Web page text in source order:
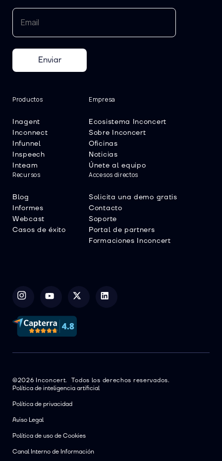
Enviar
Productos
Inagent
Inconnect
Infunnel
Inspeech
Inteam
Empresa
Ecosistema Inconcert
Sobre Inconcert
Oficinas
Noticias
Únete al equipo
Recursos
Blog
Informes
Webcast
Casos de éxito
Accesos directos
Solicita una demo gratis
Contacto
Soporte
Portal de partners
Formaciones Inconcert
©2026 Inconcert. Todos los derechos reservados.
Política de inteligencia artificial
Política de privacidad
Aviso Legal
Política de uso de Cookies
Canal Interno de Información